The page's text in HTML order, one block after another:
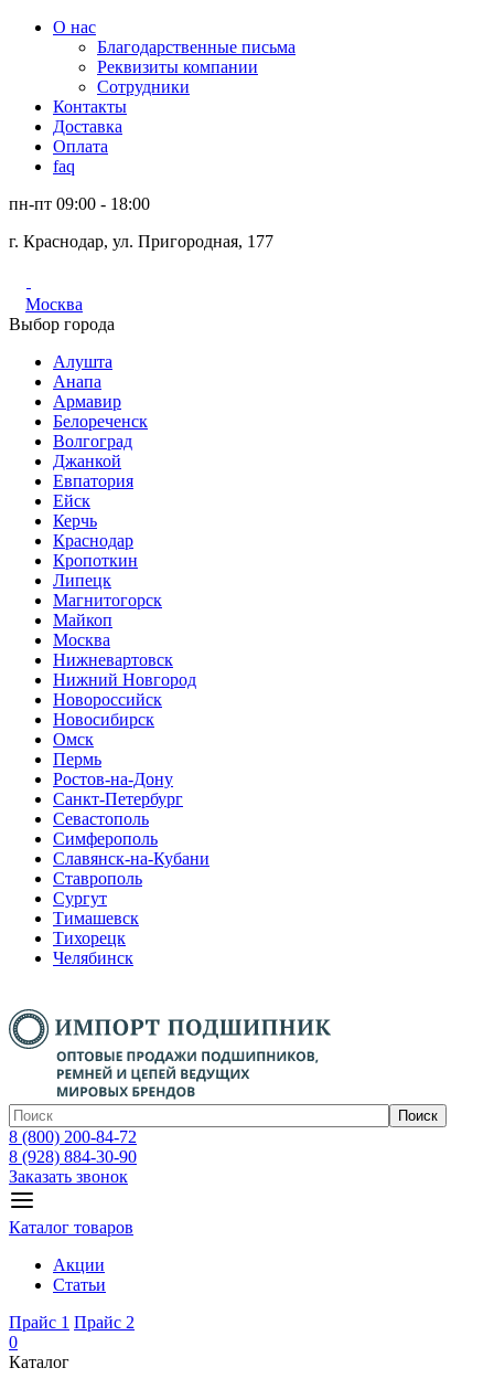
О нас
Благодарственные письма
Реквизиты компании
Сотрудники
Контакты
Доставка
Оплата
faq
пн-пт 09:00 - 18:00
г. Краснодар, ул. Пригородная, 177
Москва
Выбор города
Алушта
Анапа
Армавир
Белореченск
Волгоград
Джанкой
Евпатория
Ейск
Керчь
Краснодар
Кропоткин
Липецк
Магнитогорск
Майкоп
Москва
Нижневартовск
Нижний Новгород
Новороссийск
Новосибирск
Омск
Пермь
Ростов-на-Дону
Санкт-Петербург
Севастополь
Симферополь
Славянск-на-Кубани
Ставрополь
Сургут
Тимашевск
Тихорецк
Челябинск
Поиск
8 (800) 200-84-72
8 (928) 884-30-90
Заказать звонок
Каталог товаров
Акции
Статьи
Прайс 1 Прайс 2
0
Каталог